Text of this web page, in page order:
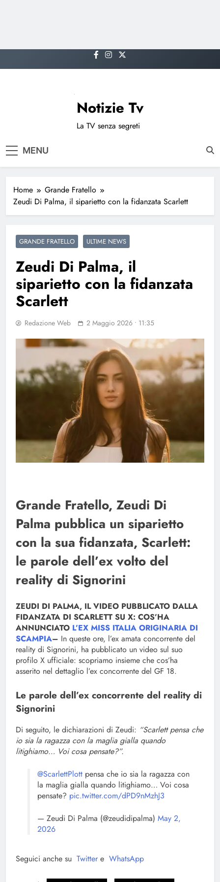
to
Notizie Tv
La TV senza segreti
MENU
Home
Grande Fratello
Zeudi Di Palma, il siparietto con la fidanzata Scarlett
GRANDE FRATELLO ULTIME NEWS
Zeudi Di Palma, il
siparietto con la fidanzata
Scarlett
Redazione Web 2 Maggio 2026 • 11:35
Grande Fratello, Zeudi Di
Palma pubblica un siparietto
con la sua fidanzata, Scarlett:
le parole dell’ex volto del
reality di Signorini
ZEUDI DI PALMA, IL VIDEO PUBBLICATO DALLA
FIDANZATA DI SCARLETT SU X: COS’HA
ANNUNCIATO L’EX MISS ITALIA ORIGINARIA DI
SCAMPIA– In queste ore, l’ex amata concorrente del
reality di Signorini, ha pubblicato un video sul suo
profilo X ufficiale: scopriamo insieme che cos’ha
asserito nel dettaglio l’ex concorrente del GF 18.
Le parole dell’ex concorrente del reality di
Signorini
Di seguito, le dichiarazioni di Zeudi: “Scarlett pensa che
io sia la ragazza con la maglia gialla quando
litighiamo… Voi cosa pensate?”.
@ScarlettPlott pensa che io sia la ragazza con
la maglia gialla quando litighiamo… Voi cosa
pensate? pic.twitter.com/dPD9nMzhJ3
— Zeudi Di Palma (@zeudidipalma) May 2,
2026
Seguici anche su Twitter e WhatsApp